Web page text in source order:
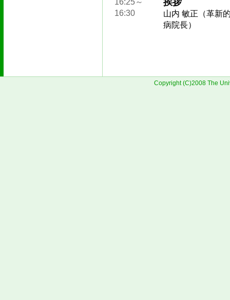
16:30
山内 敏正（革新
病院長）
Copyright (C)2008 The